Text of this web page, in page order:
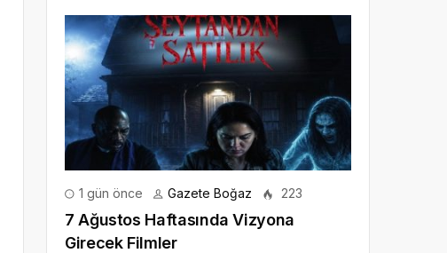
1 gün önce Gazete Boğaz 223
7 Ağustos Haftasında Vizyona
Girecek Filmler